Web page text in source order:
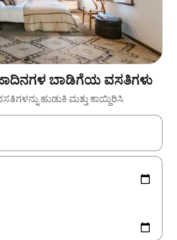
ಬಾಡಿಗೆಯ ವಸತಿಗಳು
ಹುಡುಕಿ ಮತ್ತು ಕಾಯ್ದಿರಿಸಿ
ಅಪ್ ಮತ್ತು ಡೌನ್ ಬಾಣದ ಕೀಲಿಗಳೊಂದಿಗೆ